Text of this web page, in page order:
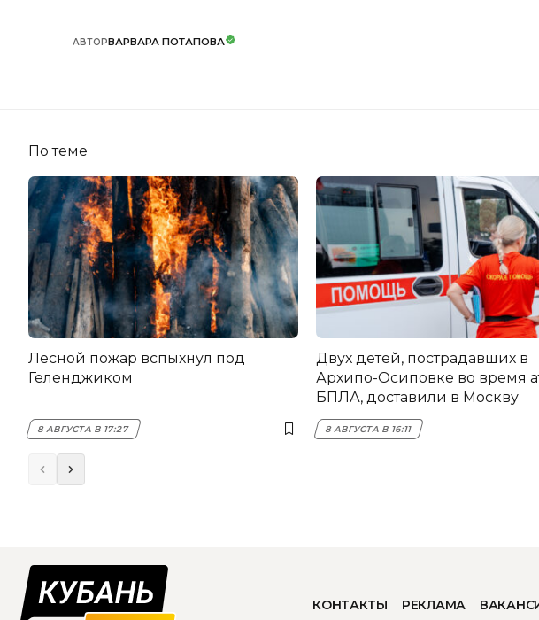
АВТОРВАРВАРА ПОТАПОВА
По теме
Лесной пожар вспыхнул под
Геленджиком
8 АВГУСТА В 17:27
Двух детей, пострадавших в
Архипо-Осиповке во время
БПЛА, доставили в Москву
8 АВГУСТА В 16:11
КОНТАКТЫ РЕКЛАМА